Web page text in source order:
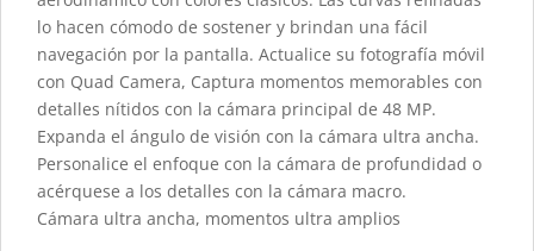
lo hacen cómodo de sostener y brindan una fácil
navegación por la pantalla. Actualice su fotografía móvil
con Quad Camera, Captura momentos memorables con
detalles nítidos con la cámara principal de 48 MP.
Expanda el ángulo de visión con la cámara ultra ancha.
Personalice el enfoque con la cámara de profundidad o
acérquese a los detalles con la cámara macro.
Cámara ultra ancha, momentos ultra amplios